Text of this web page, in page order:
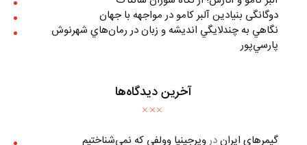
دوگانگی بنیادین آلبر کامو در مواجهه با جهان
نگاهي به چندلايگي انديشه و زبان در رمان‌هاي شهرنوش
پارسي‌پور
آخرین دیدگاه‌ها
گیمرهای ایراندرويرجينيا وولفي كه نمي‌شناختيم